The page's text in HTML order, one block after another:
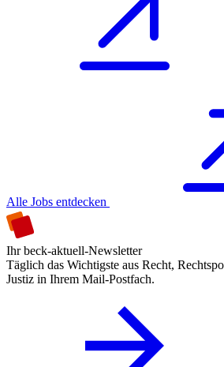
Alle Jobs entdecken
Ihr beck-aktuell-Newsletter
Täglich das Wichtigste aus Recht,
Justiz in Ihrem Mail-Postfach.